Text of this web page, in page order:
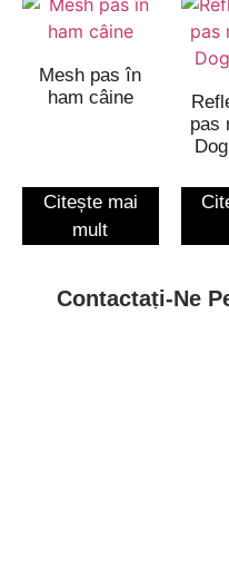
Mesh pas în
ham câine
Citește mai
mult
pas
Contactați-Ne